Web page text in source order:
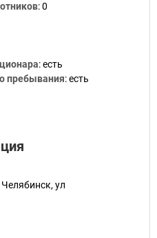
: 0
: есть
пребывания: есть
Челябинск, ул